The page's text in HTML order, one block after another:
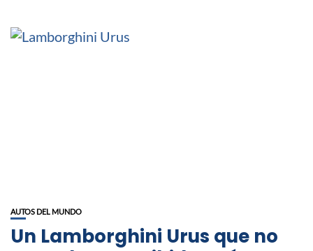
AUTOS DEL MUNDO
Un Lamborghini Urus que no